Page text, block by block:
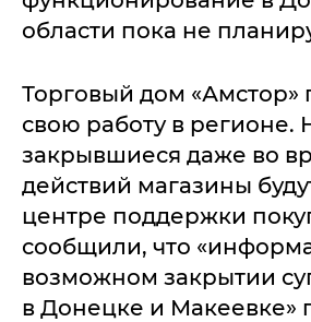
области пока не
Торговый дом «Амстор»
свою работу в регионе.
закрывшиеся даже во
действий магазины
центре поддержки
сообщили, что
возможном закрытии
в Донецке и Макеевке»